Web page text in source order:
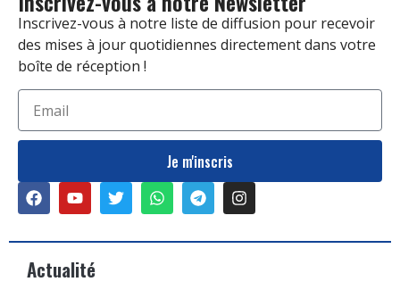
Inscrivez-vous à notre liste de diffusion pour recevoir
des mises à jour quotidiennes directement dans votre
boîte de réception !
Je m'inscris
Actualité